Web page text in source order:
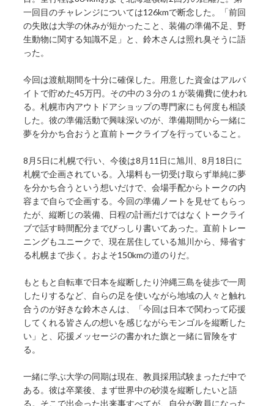
一回目のチャレンジについては126kmで断念した。「前回
の失敗は大学の休みが短かったこと、装備の準備不足、野
生動物に関する知識不足」と、鈴木さんは照れ臭そうに語
った。
今回は渡航期間を十分に確保した。用意した資金はアルバ
イトで貯めた45万円。その中の３分の１が装備費に使われ
る。札幌市内アウトドアショップの専門家にも何度も相談
した。彼の準備活動で興味深いのが、準備期間から一緒に
夢を分かち合おうと直前トークライブを行っていること。
8月5日に札幌で行い、今後は8月11日に旭川、8月18日に
札幌で企画されている。入場料も一切受け取らず単純に夢
を分かち合うという想いだけで、会場手配からトークの内
容まで自らで企画する。今回の準備ノートを見せてもらっ
たが、縦断じの装備、日程の計画だけではなくトークライ
ブで話す時間配分までびっしり書いてあった。直前トレー
ニングもユニークで、現在居住している旭川から、帰省す
る札幌まで歩く。およそ150kmの道のりだ。
もともと自転車で日本を縦断したり沖縄三島を徒歩で一周
したりするなど、自らの足を使いながら地域の人々と触れ
合うのが好きな鈴木さんは、「今回は日本で関わって応援
してくれる皆さんの想いを感じながらモンゴルを縦断した
い」と、応援メッセージの書かれた旗と一緒に冒険をす
る。
一緒に学ぶ大学の同期は現在、教員採用試験まっただ中で
ある。彼は卒業後、まず世界中の砂漠を縦断したいと語
る。そこで出会った出来事すべてが、自分が教員になった